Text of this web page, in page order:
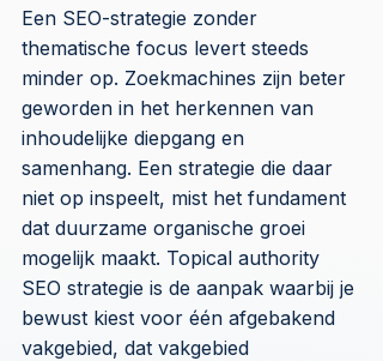
Een SEO-strategie zonder
thematische focus levert steeds
minder op. Zoekmachines zijn beter
geworden in het herkennen van
inhoudelijke diepgang en
samenhang. Een strategie die daar
niet op inspeelt, mist het fundament
dat duurzame organische groei
mogelijk maakt. Topical authority
SEO strategie is de aanpak waarbij je
bewust kiest voor één afgebakend
vakgebied, dat vakgebied